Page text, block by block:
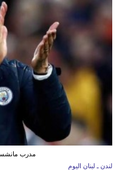
مدرب
لندن ـ لبنان اليوم